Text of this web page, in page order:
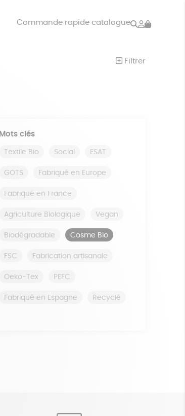
Commande rapide catalogue Rechercher
Mon
Filtrer
Mots clés
Textile Bio Social ESAT
GOTS Fabriqué en Europe
Fabriqué en France
Agriculture Biologique Vegan
Biodégradable Cosme Bio
FSC Fabrication artisanale
Oeko-Tex PEFC
Fabriqué en Espagne Recyclé